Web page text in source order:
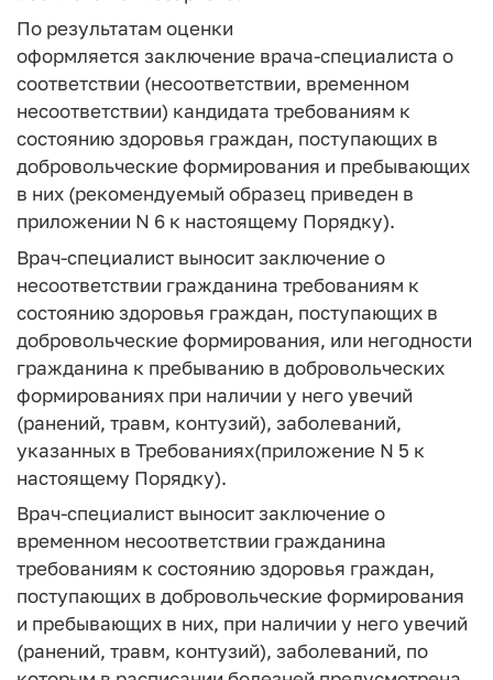
По результатам оценки
оформляется заключение врача-специалиста о
соответствии (несоответствии, временном
несоответствии) кандидата требованиям к
состоянию здоровья граждан, поступающих в
добровольческие формирования и пребывающих
в них (рекомендуемый образец приведен в
приложении N 6 к настоящему Порядку).
Врач-специалист выносит заключение о
несоответствии гражданина требованиям к
состоянию здоровья граждан, поступающих в
добровольческие формирования, или негодности
гражданина к пребыванию в добровольческих
формированиях при наличии у него увечий
(ранений, травм, контузий), заболеваний,
указанных в Требованиях(приложение N 5 к
настоящему Порядку).
Врач-специалист выносит заключение о
временном несоответствии гражданина
требованиям к состоянию здоровья граждан,
поступающих в добровольческие формирования
и пребывающих в них, при наличии у него увечий
(ранений, травм, контузий), заболеваний, по